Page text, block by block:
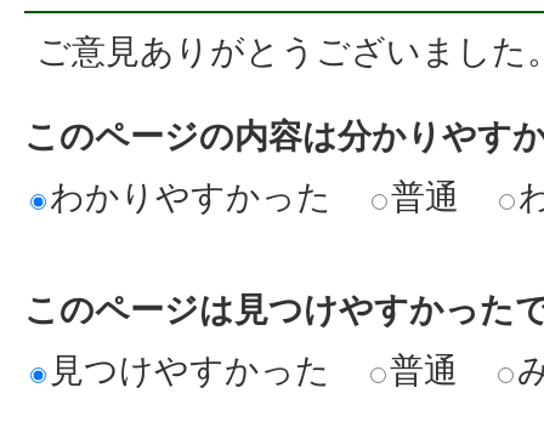
ご意見ありがとうございました
このページの内容は分かりやす
わかりやすかった
普通
このページは見つけやすかった
見つけやすかった
普通